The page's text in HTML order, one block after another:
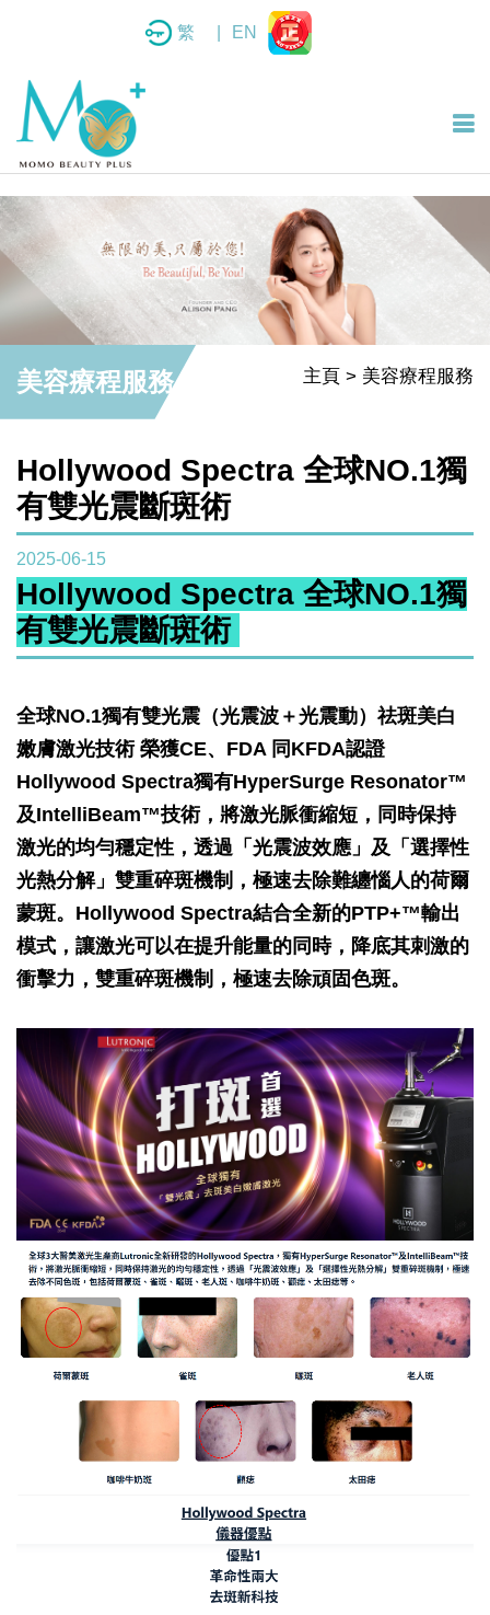
繁 EN
美容療程服務 主頁 美容療程服務
Hollywood Spectra 全球NO.1獨
有雙光震斷斑術
2025-06-15
Hollywood Spectra 全球NO.1獨
有雙光震斷斑術
全球NO.1獨有雙光震（光震波＋光震動）祛斑美白
嫩膚激光技術 榮獲CE、FDA 同KFDA認證
Hollywood Spectra獨有HyperSurge Resonator™
及IntelliBeam™技術，將激光脈衝縮短，同時保持
激光的均勻穩定性，透過「光震波效應」及「選擇性
光熱分解」雙重碎斑機制，極速去除難纏惱人的荷爾
蒙斑。Hollywood Spectra結合全新的PTP+™輸出
模式，讓激光可以在提升能量的同時，降底其刺激的
衝擊力，雙重碎斑機制，極速去除頑固色斑。